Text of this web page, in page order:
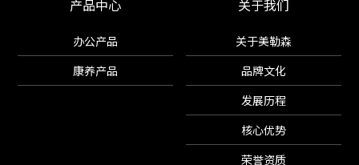
产品中心
办公产品
康养产品
关于我们
关于美勒森
品牌文化
发展历程
核心优势
荣誉资质